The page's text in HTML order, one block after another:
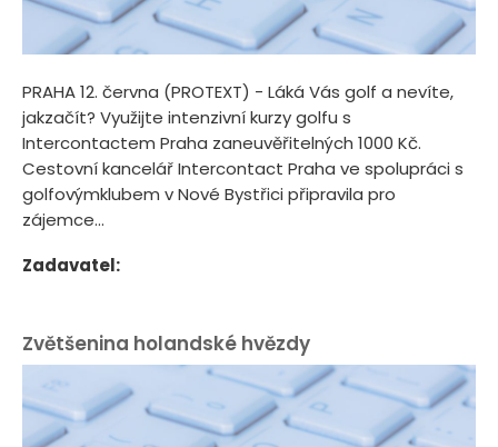
PRAHA 12. června (PROTEXT) - Láká Vás golf a nevíte,
jakzačít? Využijte intenzivní kurzy golfu s
Intercontactem Praha zaneuvěřitelných 1000 Kč.
Cestovní kancelář Intercontact Praha ve spolupráci s
golfovýmklubem v Nové Bystřici připravila pro
zájemce...
Zadavatel:
Zvětšenina holandské hvězdy